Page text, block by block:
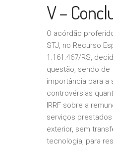
V –
O acórdão
STJ, no Recurso
1.161.467/RS,
questão, sendo de
importância para a
controvérsias
IRRF sobre a
serviços
exterior, sem
tecnologia, para